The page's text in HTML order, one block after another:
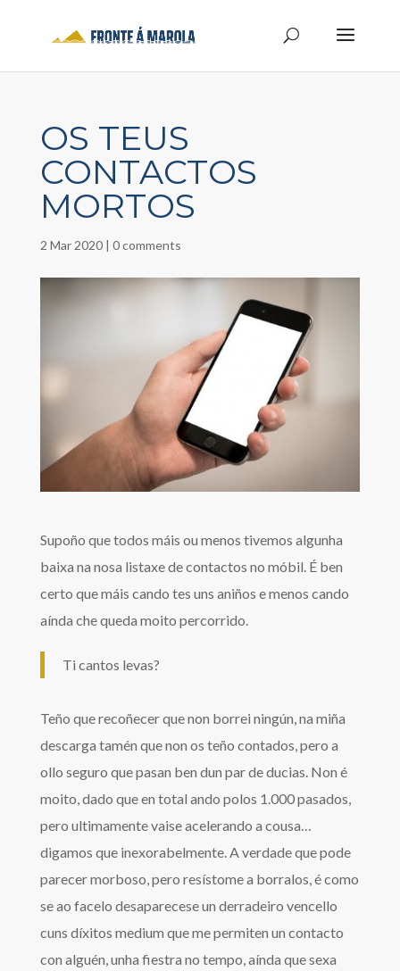
OS TEUS
CONTACTOS
MORTOS
2 Mar 2020| 0 comments
Supoño que todos máis ou menos tivemos algunha
baixa na nosa listaxe de contactos no móbil. É ben
certo que máis cando tes uns aniños e menos cando
aínda che queda moito percorrido.
Ti cantos levas?
Teño que recoñecer que non borrei ningún, na miña
descarga tamén que non os teño contados, pero a
ollo seguro que pasan ben dun par de ducias. Non é
moito, dado que en total ando polos 1.000 pasados,
pero ultimamente vaise acelerando a cousa…
digamos que inexorabelmente. A verdade que pode
parecer morboso, pero resístome a borralos, é como
se ao facelo desaparecese un derradeiro vencello
cuns díxitos medium que me permiten un contacto
con alguén, unha fiestra no tempo, aínda que sexa